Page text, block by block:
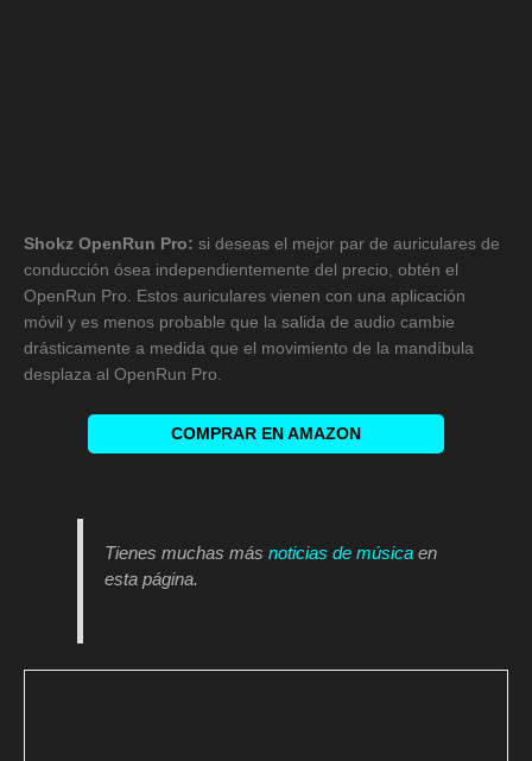
Shokz OpenRun Pro: si deseas el mejor par de auriculares de
conducción ósea independientemente del precio, obtén el
OpenRun Pro. Estos auriculares vienen con una aplicación
móvil y es menos probable que la salida de audio cambie
drásticamente a medida que el movimiento de la mandíbula
desplaza al OpenRun Pro.
COMPRAR EN AMAZON
Tienes muchas másnoticias de música en
esta página.